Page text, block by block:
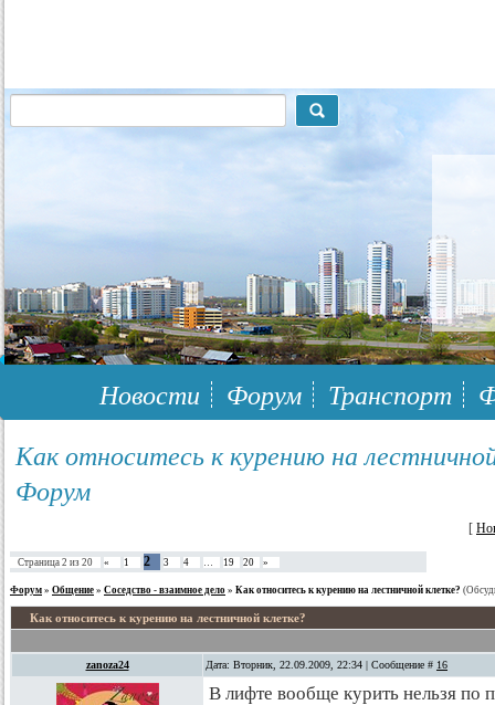
117148, г.Москва, ЮЗАО, муниципальный район Южное Бутово
Новости Форум Транспорт
Как относитесь к курению на
Форум
[
Страница 2 из 20 « 1 2 3 4 … 19 20 »
Форум » Общение » Соседство - взаимное дело » Как относитесь к курению на лестничной клетке?
Как относитесь к курению на лестничной клетке?
zanoza24 Дата: Вторник, 22.09.2009, 22:34 | Сообщение # 16
В лифте вообще курить нельзя по